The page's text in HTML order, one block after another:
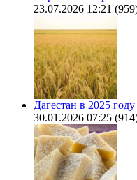
23.07.2026 12:21
Дагестан в 2025
30.01.2026 07:25